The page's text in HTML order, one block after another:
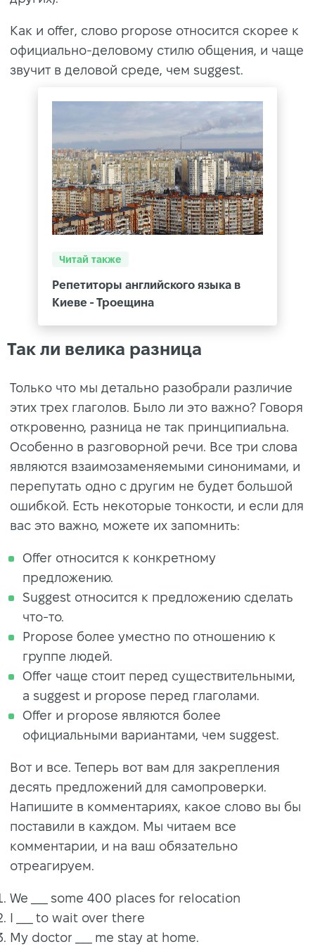
Как и offer, слово propose относится скорее к
официально-деловому стилю общения, и чаще
звучит в деловой среде, чем suggest.
Читай также
Репетиторы английского языка в
Киеве - Троещина
Так ли велика разница
Только что мы детально разобрали различие
этих трех глаголов. Было ли это важно? Говоря
откровенно, разница не так принципиальна.
Особенно в разговорной речи. Все три слова
являются взаимозаменяемыми синонимами, и
перепутать одно с другим не будет большой
ошибкой. Есть некоторые тонкости, и если для
вас это важно, можете их запомнить:
Offer относится к конкретному
предложению.
Suggest относится к предложению сделать
что-то.
Propose более уместно по отношению к
группе людей.
Offer чаще стоит перед существительными,
а suggest и propose перед глаголами.
Offer и propose являются более
официальными вариантами, чем suggest.
Вот и все. Теперь вот вам для закрепления
десять предложений для самопроверки.
Напишите в комментариях, какое слово вы бы
поставили в каждом. Мы читаем все
комментарии, и на ваш обязательно
отреагируем.
We ___ some 400 places for relocation
I ___ to wait over there
My doctor ___ me stay at home.